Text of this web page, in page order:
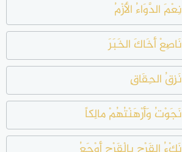
نِعْمَ الدَّوَاءُ الأَزْمُ
نَاصِعْ أَخَاكَ الخَبَرَ
نَزِقُ الحِقَاقِ
نَجَوْتُ وَأَرْهَنْتُهُمْ مالِكاً